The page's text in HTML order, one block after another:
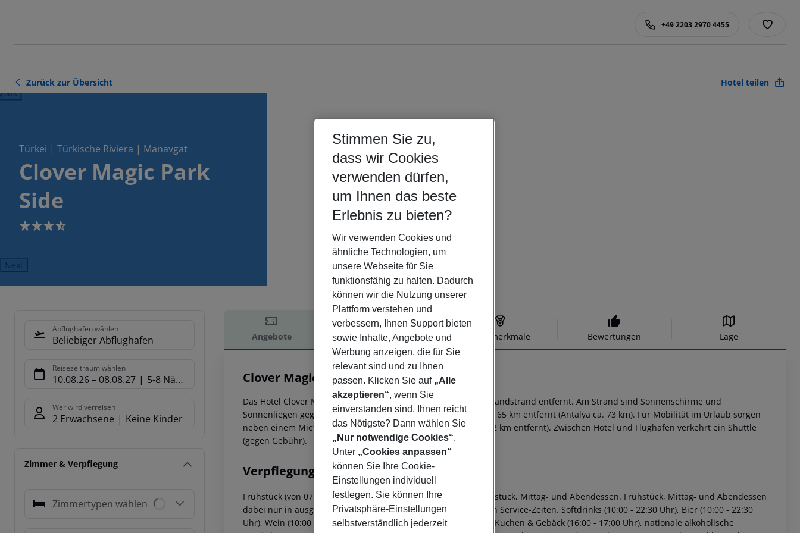
+49 2203 2970 4455
Zurück zur Übersicht Hotel teilen
Türkei | Türkische Riviera | Manavgat
Clover Magic Park
Side
3.5
Next
Abflughafen wählen
Beliebiger Abflughafen
Reisezeitraum wählen
10.08.26– 08.08.27 5-8 Nächte
Wer wird verreisen
2 Erwachsene Keine Kinder
Zimmer & Verpflegung
Zimmertypen wählen
Angebote Hotelbeschreibung Hotelmerkmale Bewertungen Lage
Hotelbeschreibung
Clover Magic Park Side
3.5
Das Hotel Clover Magic Park Side befindet sich ca. 600 m vom Sandstrand entfernt. Am Strand sind Sonnenschirme und
Sonnenliegen gegen Gebühr verfügbar. Die Stadt Alanya ist ca. 65 km entfernt (Antalya ca. 73 km). Für Mobilität im Urlaub sorgen
neben einem Mietwagen-Verleih auch eine Bushaltestelle (ca. 2 km entfernt). Zwischen Hotel und Flughafen verkehrt ein Shuttle
(gegen Gebühr).
Verpflegung
Frühstück (von 07:30 - 09:30 Uhr) vom Buffet. All Inclusive: Frühstück, Mittag- und Abendessen. Frühstück, Mittag- und Abendessen
dabei nur in ausgewählten Restaurants. Wasser zu bestimmten Service-Zeiten. Softdrinks (10:00 - 22:30 Uhr), Bier (10:00 - 22:30
Uhr), Wein (10:00 - 22:30 Uhr), Kaffee & Tee (10:00 - 22:30 Uhr), Kuchen & Gebäck (16:00 - 17:00 Uhr), nationale alkoholische
Stimmen Sie zu,
dass wir Cookies
verwenden dürfen,
um Ihnen das beste
Erlebnis zu bieten?
Wir verwenden Cookies und
ähnliche Technologien, um
unsere Webseite für Sie
funktionsfähig zu halten. Dadurch
können wir die Nutzung unserer
Plattform verstehen und
verbessern, Ihnen Support bieten
sowie Inhalte, Angebote und
Werbung anzeigen, die für Sie
relevant sind und zu Ihnen
passen. Klicken Sie auf „Alle
akzeptieren“, wenn Sie
einverstanden sind. Ihnen reicht
das Nötigste? Dann wählen Sie
„Nur notwendige Cookies“.
Unter „Cookies anpassen“
können Sie Ihre Cookie-
Einstellungen individuell
festlegen. Sie können Ihre
Privatsphäre-Einstellungen
selbstverständlich jederzeit